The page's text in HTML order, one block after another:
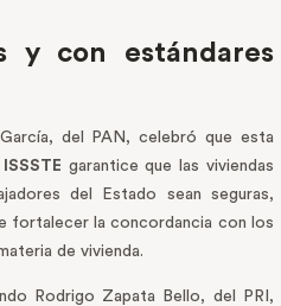
y con estándares
del PAN, celebró que esta
ISSSTE garantice que las viviendas
del Estado sean seguras,
fortalecer la concordancia con los
de vivienda.
Rodrigo Zapata Bello, del PRI,